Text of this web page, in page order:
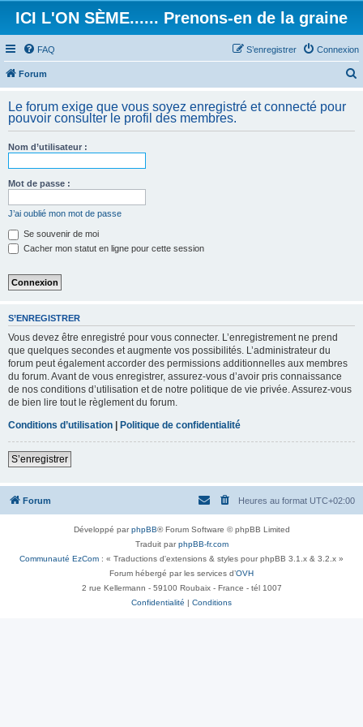
ICI L'ON SÈME...... Prenons-en de la graine
FAQ Connexion
S’enregistrer
Forum
Le forum exige que vous soyez enregistré et connecté pour
pouvoir consulter le profil des membres.
Nom d’utilisateur :
Mot de passe :
J’ai oublié mon mot de passe
Se souvenir de moi
Cacher mon statut en ligne pour cette session
S’ENREGISTRER
Vous devez être enregistré pour vous connecter. L’enregistrement ne prend
que quelques secondes et augmente vos possibilités. L’administrateur du
forum peut également accorder des permissions additionnelles aux membres
du forum. Avant de vous enregistrer, assurez-vous d’avoir pris connaissance
de nos conditions d’utilisation et de notre politique de vie privée. Assurez-vous
de bien lire tout le règlement du forum.
Conditions d’utilisation | Politique de confidentialité
S’enregistrer
Forum Heures au format UTC+02:00
Développé parphpBB® Forum Software © phpBB Limited
Traduit parphpBB-fr.com
Communauté EzCom : « Traductions d'extensions & styles pour phpBB 3.1.x & 3.2.x »
Forum hébergé par les services d’OVH
2 rue Kellermann - 59100 Roubaix - France - tél 1007
Confidentialité | Conditions